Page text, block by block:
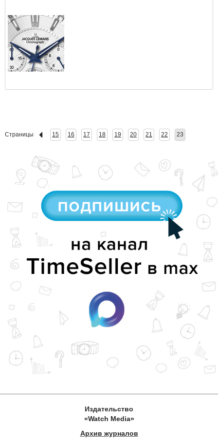
Страницы 15 16 17 18 19 20 21 22 23
Издательство
«Watch Media»
Архив журналов